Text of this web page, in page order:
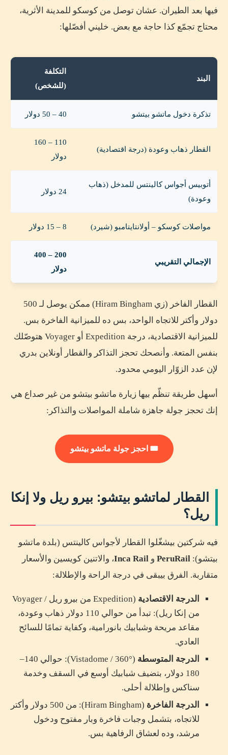
فيها بعد الطيران. عشان توصل من كوسكو للمدينة الأثرية،
محتاج تجمّع كذا حاجة مع بعض. خليني أفصّلها:
البند
التكلفة
(للشخص)
تذكرة دخول ماتشو بيتشو 40 – 50 دولار
القطار ذهاب وعودة (درجة اقتصادية)
110 – 160
دولار
أتوبيس أجواس كالينتس للمدخل (ذهاب
وعودة)
24 دولار
مواصلات كوسكو – أولانتايتامبو (شيرد) 8 – 15 دولار
الإجمالي التقريبي
200 – 400
دولار
القطار الفاخر (زي Hiram Bingham) ممكن يوصل لـ 500
دولار وأكتر للاتجاه الواحد، بس ده للميزانية الفاخرة بس.
للميزانية الاقتصادية، درجة Expedition أو Voyager هتوصّلك
بنفس المتعة. وأنصحك تحجز التذاكر والقطار أونلاين بدري
لإن عدد الزوّار اليومي محدود.
أسهل طريقة تنظّم بيها زيارة ماتشو بيتشو من غير صداع هي
إنك تحجز جولة جاهزة شاملة المواصلات والتذاكر:
🎟️ احجز جولة ماتشو بيتشو
القطار لماتشو بيتشو: بيرو ريل ولا إنكا
ريل؟
فيه شركتين بيشغّلوا القطار لأجواس كالينتس (بلدة ماتشو
بيتشو): PeruRail و Inca Rail، والاتنين كويسين والأسعار
متقاربة. الفرق بيبقى في درجة الراحة والإطلالة:
الدرجة الاقتصادية
(Expedition من بيرو ريل / Voyager
من إنكا ريل): تبدأ من حوالي 110 دولار ذهاب وعودة،
مقاعد مريحة وشبابيك بانورامية، وكفاية تمامًا للسائح
العادي.
الدرجة المتوسطة
(Vistadome / 360°): حوالي 140–
180 دولار، بتضيف شبابيك أوسع في السقف وخدمة
سناكس وإطلالة أحلى.
الدرجة الفاخرة
(Hiram Bingham): من 500 دولار وأكتر
للاتجاه، بتشمل وجبات فاخرة وبار مفتوح ودخول
مرشد، وده لعشاق الرفاهية بس.